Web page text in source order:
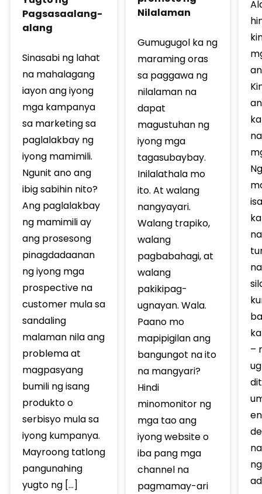
Pagsasaalang-
alang
Sinasabi ng lahat
na mahalagang
iayon ang iyong
mga kampanya
sa marketing sa
paglalakbay ng
iyong mamimili.
Ngunit ano ang
ibig sabihin nito?
Ang paglalakbay
ng mamimili ay
ang prosesong
pinagdadaanan
ng iyong mga
prospective na
customer mula sa
sandaling
malaman nila ang
problema at
magpasyang
bumili ng isang
produkto o
serbisyo mula sa
iyong kumpanya.
Mayroong tatlong
pangunahing
yugto ng […]
Nilalaman
Gumugugol ka ng
maraming oras
sa paggawa ng
nilalaman na
dapat
magustuhan ng
iyong mga
tagasubaybay.
Inilalathala mo
ito. At walang
nangyayari.
Walang trapiko,
walang
pagbabahagi, at
walang
pakikipag-
ugnayan. Wala.
Paano mo
mapipigilan ang
bangungot na ito
na mangyari?
Hindi
minomonitor ng
mga tao ang
iyong website o
iba pang mga
channel na
pagmamay-ari
–